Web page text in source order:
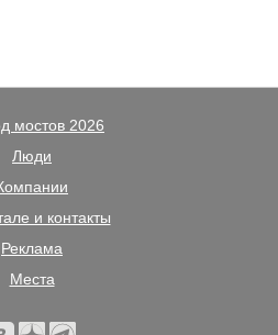
мостов 2026
Люди
и контакты
Реклама
Места